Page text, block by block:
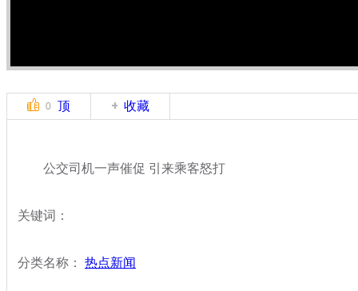
0 顶 收藏
公交司机一声催促 引来乘客怒打
关键词：
分类名称： 热点新闻